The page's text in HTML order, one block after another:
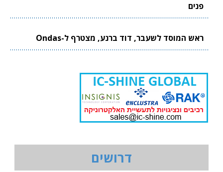
פנים
ראש המוסד לשעבר, דוד ברנע, מצטרף ל-Ondas
דרושים